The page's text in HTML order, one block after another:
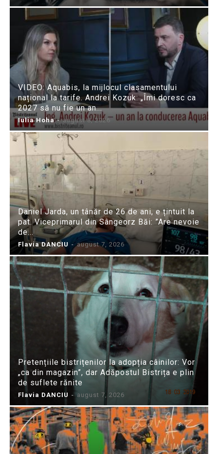
VIDEO: Aquabis, la mijlocul clasamentului
național la tarife. Andrei Kozuk: „Îmi doresc ca
2027 să nu fie un an...
Iulia Hoha - august 8, 2026
Daniel Jarda, un tânăr de 26 de ani, e țintuit la
pat. Viceprimarul din Sângeorz Băi: ”Are nevoie
de...
Flavia DANCIU - august 7, 2026
Pretențiile bistrițenilor la adopția câinilor: Vor
„ca din magazin”, dar Adăpostul Bistrița e plin
de suflete rănite
Flavia DANCIU - august 7, 2026